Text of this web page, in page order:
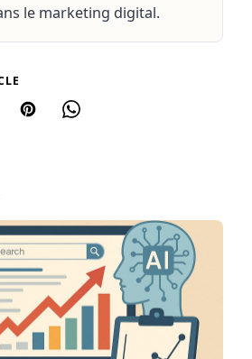
le marketing digital.